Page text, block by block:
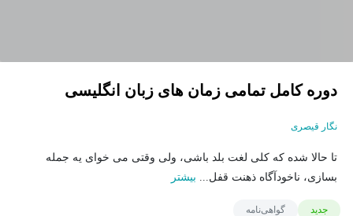
دوره کامل تمامی زمان های زبان انگلیسی
نگار قیصری
تا حالا شده که کلی لغت بلد باشی، ولی وقتی می خوای یه جمله
بسازی، ناخودآگاه ذهنت قفل... بیشتر
جدید گواهی‌نامه